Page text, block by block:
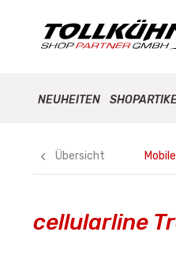
NEUHEITEN
Übersicht
cellularline